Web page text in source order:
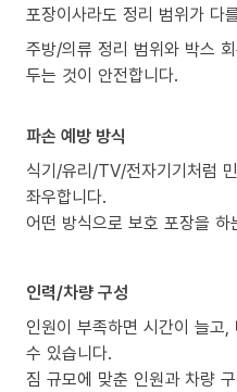
포장이사라도 정리 범위가 다
주방/의류 정리 범위와 박스
두는 것이 안전합니다.
파손 예방 방식
식기/유리/TV/전자기기처럼
좌우합니다.
어떤 방식으로 보호 포장을
인력/차량 구성
인원이 부족하면 시간이 늘고
수 있습니다.
짐 규모에 맞춘 인원과 차량